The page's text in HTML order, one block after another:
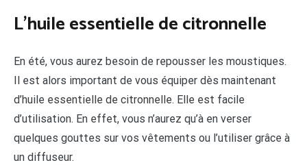
L’huile essentielle de citronnelle
En été, vous aurez besoin de repousser les moustiques.
Il est alors important de vous équiper dès maintenant
d’huile essentielle de citronnelle. Elle est facile
d’utilisation. En effet, vous n’aurez qu’à en verser
quelques gouttes sur vos vêtements ou l’utiliser grâce à
un diffuseur.